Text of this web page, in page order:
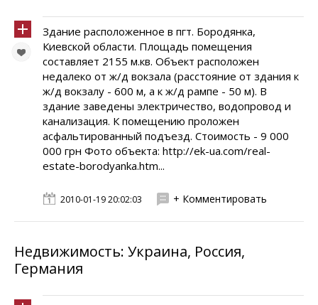
Здание расположенное в пгт. Бородянка,
Киевской области. Площадь помещения
составляет 2155 м.кв. Объект расположен
недалеко от ж/д вокзала (расстояние от здания к
ж/д вокзалу - 600 м, а к ж/д рампе - 50 м). В
здание заведены электричество, водопровод и
канализация. К помещению проложен
асфальтированный подъезд. Стоимость - 9 000
000 грн Фото объекта: http://ek-ua.com/real-
estate-borodyanka.htm...
2010-01-19 20:02:03 + Комментировать
Недвижимость: Украина, Россия,
Германия